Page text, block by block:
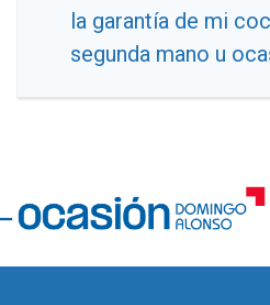
la garantía de mi
segunda mano u